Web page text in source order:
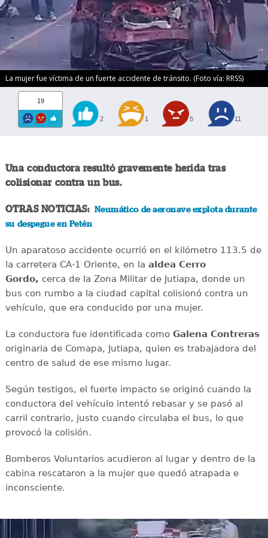
La mujer fue víctima de un fuerte accidente de tránsito. (Foto vía: RRSS)
19
2 1 5 11
Una conductora resultó gravemente herida tras
colisionar contra un bus.
OTRAS NOTICIAS: Neumático de aeronave explota durante
su despegue en Petén
Un aparatoso accidente ocurrió en el kilómetro 113.5 de
la carretera CA-1 Oriente, en la aldea Cerro
Gordo, cerca de la Zona Militar de Jutiapa, donde un
bus con rumbo a la ciudad capital colisionó contra un
vehículo, que era conducido por una mujer.
La conductora fue identificada comoGalena Contreras
originaria de Comapa, Jutiapa, quien es trabajadora del
centro de salud de ese mismo lugar.
Según testigos, el fuerte impacto se originó cuando la
conductora del vehículo intentó rebasar y se pasó al
carril contrario, justo cuando circulaba el bus, lo que
provocó la colisión.
Bomberos Voluntarios acudieron al lugar y dentro de la
cabina rescataron a la mujer que quedó atrapada e
inconsciente.